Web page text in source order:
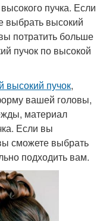
пучка. Если
выбрать высокий
потратить больше
пучок по высокой
высокий пучок,
вашей головы,
материал
Если вы
сможете выбрать
подходить вам.